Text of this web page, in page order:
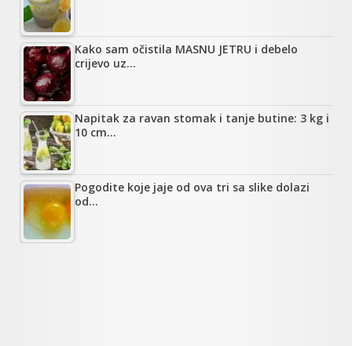
Kako sam očistila MASNU JETRU i debelo
crijevo uz…
Napitak za ravan stomak i tanje butine: 3 kg i
10 cm…
Pogodite koje jaje od ova tri sa slike dolazi
od…